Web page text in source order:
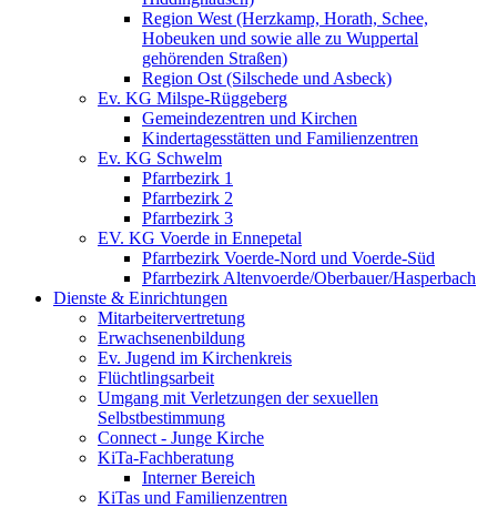
Region West (Herzkamp, Horath, Schee,
Hobeuken und sowie alle zu Wuppertal
gehörenden Straßen)
Region Ost (Silschede und Asbeck)
Ev. KG Milspe-Rüggeberg
Gemeindezentren und Kirchen
Kindertagesstätten und Familienzentren
Ev. KG Schwelm
Pfarrbezirk 1
Pfarrbezirk 2
Pfarrbezirk 3
EV. KG Voerde in Ennepetal
Pfarrbezirk Voerde-Nord und Voerde-Süd
Pfarrbezirk Altenvoerde/Oberbauer/Hasperbach
Dienste & Einrichtungen
Mitarbeitervertretung
Erwachsenenbildung
Ev. Jugend im Kirchenkreis
Flüchtlingsarbeit
Umgang mit Verletzungen der sexuellen
Selbstbestimmung
Connect - Junge Kirche
KiTa-Fachberatung
Interner Bereich
KiTas und Familienzentren